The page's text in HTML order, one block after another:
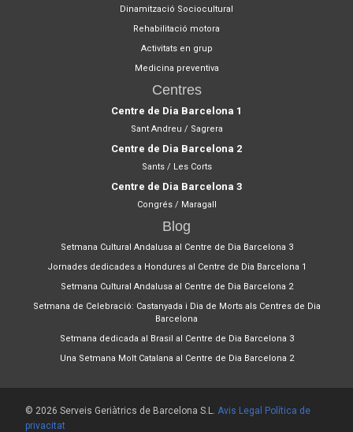
Dinamització Sociocultural
Rehabilitació motora
Activitats en grup
Medicina preventiva
Centres
Centre de Dia Barcelona 1
Sant Andreu / Sagrera
Centre de Dia Barcelona 2
Sants / Les Corts
Centre de Dia Barcelona 3
Congrés / Maragall
Blog
Setmana Cultural Andalusa al Centre de Dia Barcelona 3
Jornades dedicades a Hondures al Centre de Dia Barcelona 1
Setmana Cultural Andalusa al Centre de Dia Barcelona 2
Setmana de Celebració: Castanyada i Dia de Morts als Centres de Dia
Barcelona
Setmana dedicada al Brasil al Centre de Dia Barcelona 3
Una Setmana Molt Catalana al Centre de Dia Barcelona 2
© 2026 Serveis Geriàtrics de Barcelona S.L. Avis Legal
Política de
privacitat